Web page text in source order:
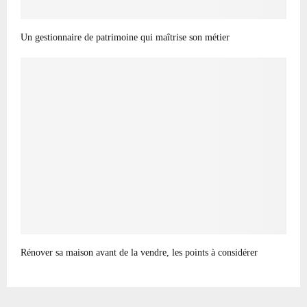
Un gestionnaire de patrimoine qui maîtrise son métier
Rénover sa maison avant de la vendre, les points à considérer